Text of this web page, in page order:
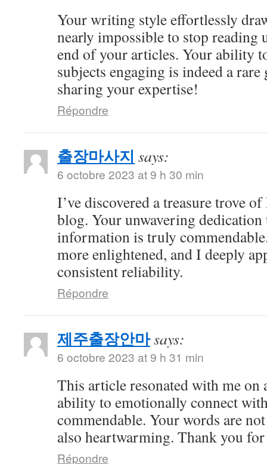
Your writing style effortlessly
nearly impossible to stop reading
end of your articles. Your ability
subjects engaging is indeed a
sharing your expertise!
Répondre
출장마사지 says:
6 octobre 2023 at 9 h 30 min
I’ve discovered a treasure trove
blog. Your unwavering
information is truly
more enlightened, and I deeply
consistent reliability.
Répondre
제주출장안마says:
6 octobre 2023 at 9 h 31 min
This article resonated with me on
ability to emotionally connect
commendable. Your words are
also heartwarming. Thank you
Répondre